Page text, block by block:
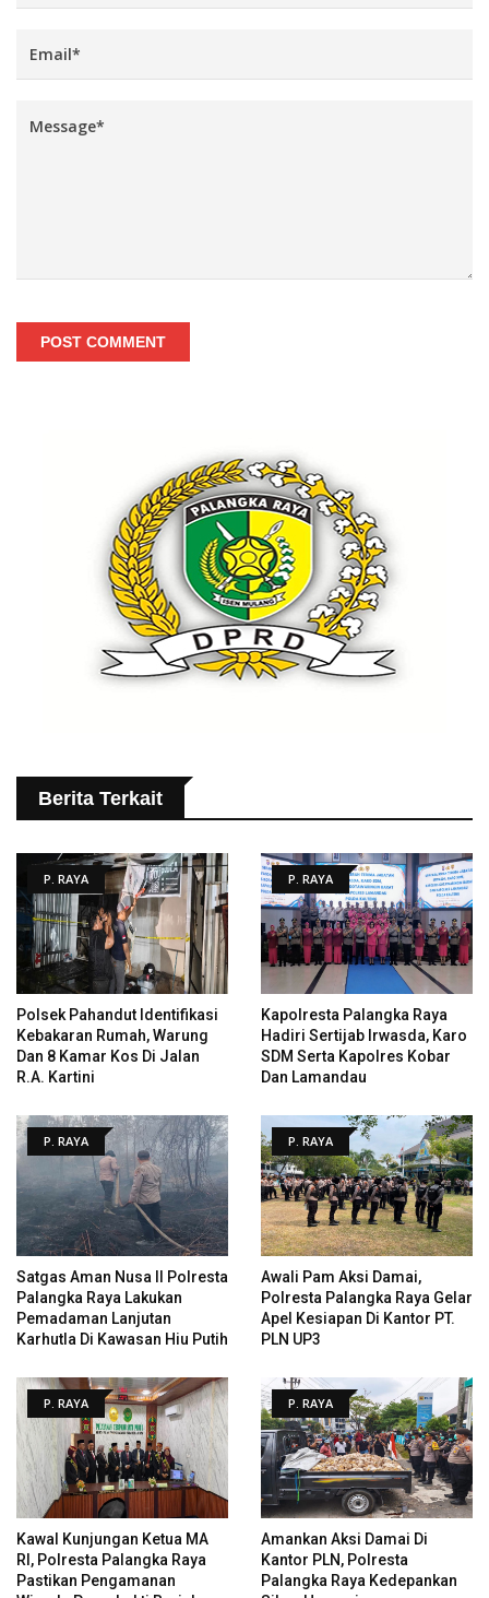
POST COMMENT
Berita Terkait
P. RAYA
Polsek Pahandut Identifikasi
Kebakaran Rumah, Warung
Dan 8 Kamar Kos Di Jalan
R.A. Kartini
P. RAYA
Kapolresta Palangka Raya
Hadiri Sertijab Irwasda, Karo
SDM Serta Kapolres Kobar
Dan Lamandau
P. RAYA
Satgas Aman Nusa II Polresta
Palangka Raya Lakukan
Pemadaman Lanjutan
Karhutla Di Kawasan Hiu Putih
P. RAYA
Awali Pam Aksi Damai,
Polresta Palangka Raya Gelar
Apel Kesiapan Di Kantor PT.
PLN UP3
P. RAYA
Kawal Kunjungan Ketua MA
RI, Polresta Palangka Raya
Pastikan Pengamanan
P. RAYA
Amankan Aksi Damai Di
Kantor PLN, Polresta
Palangka Raya Kedepankan